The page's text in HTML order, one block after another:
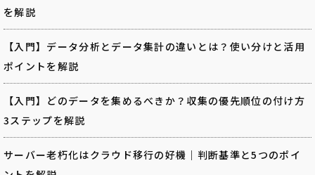
を解説
【入門】データ分析とデータ集計の違いとは？使い分けと活用
ポイントを解説
【入門】どのデータを集めるべきか？収集の優先順位の付け方
3ステップを解説
サーバー老朽化はクラウド移行の好機｜判断基準と5つのポイ